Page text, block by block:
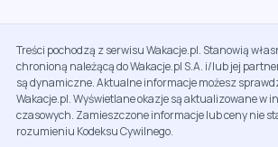
Treści pochodzą z serwisu Wakacje.pl. Stanowią
chronioną należącą do Wakacje.pl S.A. i/lub jej
są dynamiczne. Aktualne informacje możesz
Wakacje.pl. Wyświetlane okazje są aktualizowane w
czasowych. Zamieszczone informacje lub ceny nie
rozumieniu Kodeksu Cywilnego.